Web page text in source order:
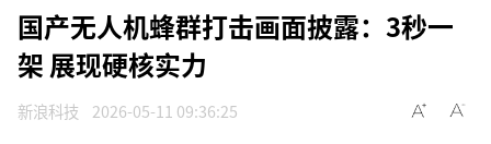
国产无人机蜂群打击画面披露：3秒一
架 展现硬核实力
新浪科技 2026-05-11 09:36:25